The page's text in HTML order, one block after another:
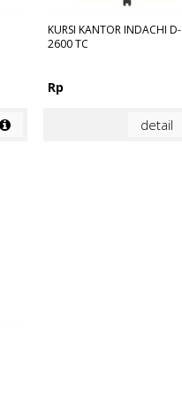
KURSI KANTOR INDACHI D-
2600 TC
Rp
detail